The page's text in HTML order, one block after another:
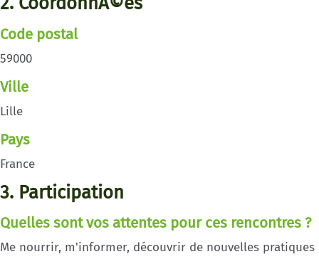
Code postal
59000
Ville
Lille
Pays
France
3. Participation
Quelles sont vos attentes pour ces rencontres ?
Me nourrir, m'informer, découvrir de nouvelles pratiques